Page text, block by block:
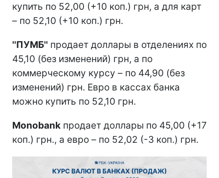
купить по 52,00 (+10 коп.) грн, а для карт
– по 52,10 (+10 коп.) грн.
''ПУМБ'' продает доллары в отделениях по
45,10 (без изменений) грн, а по
коммерческому курсу – по 44,90 (без
изменений) грн. Евро в кассах банка
можно купить по 52,10 грн.
Monobank продает доллары по 45,00 (+17
коп.) грн., а евро – по 52,02 (-3 коп.) грн.